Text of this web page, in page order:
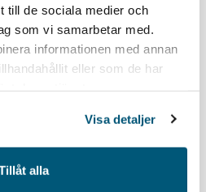
till de sociala medier och
som vi samarbetar med.
informationen med annan
eller som de har
Visa detaljer
alla